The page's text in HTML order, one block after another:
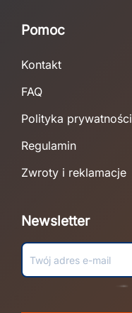
Pomoc
Kontakt
FAQ
Polityka prywatności
Regulamin
Zwroty i reklamacje
Newsletter